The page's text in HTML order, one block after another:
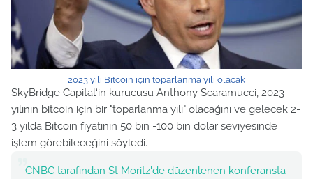
2023 yılı Bitcoin için toparlanma yılı olacak
SkyBridge Capital‘in kurucusu Anthony Scaramucci, 2023
yılının bitcoin için bir "toparlanma yılı" olacağını ve gelecek 2-
3 yılda Bitcoin fiyatının 50 bin -100 bin dolar seviyesinde
işlem görebileceğini söyledi.
CNBC tarafından St Moritz'de düzenlenen konferansta